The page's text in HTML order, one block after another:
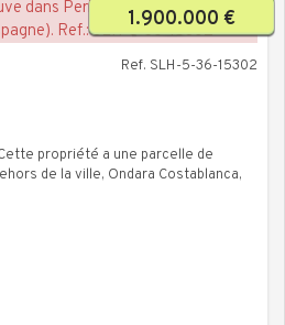
1.900.000 €
Ref. SLH-5-36-15302
propriété a une parcelle de
de la ville, Ondara Costablanca,